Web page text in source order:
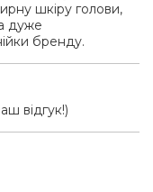
шкіру голови,
дуже
бренду.
відгук!)